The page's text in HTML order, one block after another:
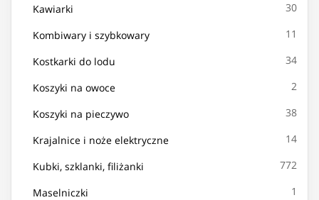
Kawiarki 30
Kombiwary i szybkowary 11
Kostkarki do lodu 34
Koszyki na owoce 2
Koszyki na pieczywo 38
Krajalnice i noże elektryczne 14
Kubki, szklanki, filiżanki 772
Maselniczki 1